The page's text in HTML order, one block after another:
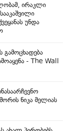
ირაკლი
უნდა
გამოცხადება
- The Wall
ნიკა მელიას